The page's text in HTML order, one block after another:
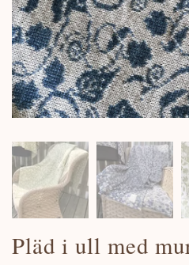
Pläd i ull med